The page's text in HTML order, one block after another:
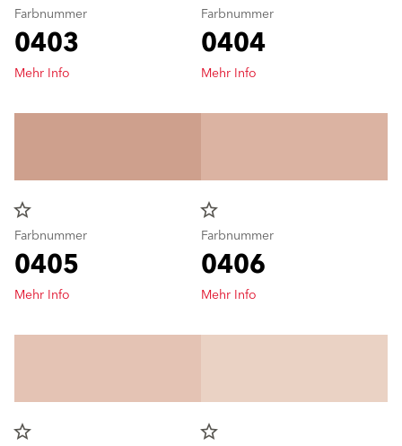
Farbnummer
0403
Mehr Info
Farbnummer
0404
Mehr Info
star_border
Farbnummer
0405
Mehr Info
star_border
Farbnummer
0406
Mehr Info
star_border
star_border